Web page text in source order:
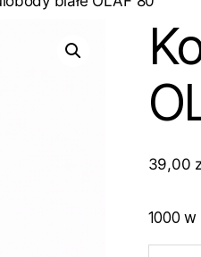
39,00
1000 w